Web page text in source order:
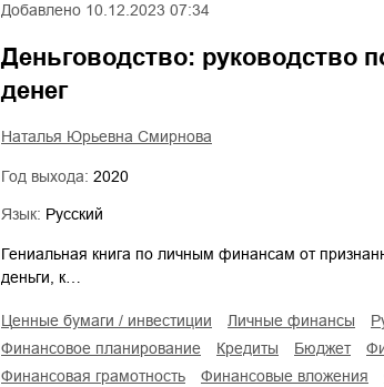
Добавлено 10.12.2023 07:34
Деньговодство:
денег
Наталья Юрьевна Смирнова
Год выхода: 2020
Язык: Русский
Гениальная книга по личным финансам от
деньги, к…
ценные бумаги / инвестиции личные финансы
финансовое планирование
кредиты бюджет
финансовая грамотность
финансовые вложения